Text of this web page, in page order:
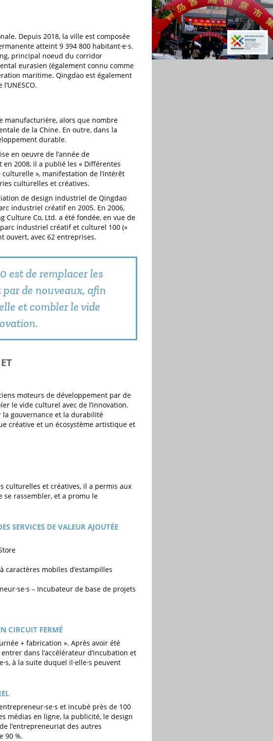
Depuis 2018, la ville est composée
atteint 9 394 800 habitant·e·s.
principal noeud du corridor
eurasien (également connu comme
maritime. Qingdao est également
manufacturière, alors que nombre
de la Chine. En outre, dans la
durable.
en oeuvre de l’année de
2008, il a publié les « Différentes
», manifestation de l’intérêt
culturelles et créatives.
de design industriel de Qingdao
industriel créatif en 2005. En 2006,
Culture Co, Ltd. a été fondée, en vue de
industriel créatif et culturel 100 («
ouvert, avec 62 entreprises.
est de remplacer les
de nouveaux, afin
et combler le vide
moteurs de développement par de
le vide culturel avec de l’innovation.
la gouvernance et la durabilité
créative et un écosystème artistique et
culturelles et créatives, il a permis aux
rassembler, et a promu le
SERVICES DE VALEUR AJOUTÉE
caractères mobiles d’estampilles
– Incubateur de base de projets
CIRCUIT FERMÉ
+ fabrication ». Après avoir été
dans l’accélérateur d’incubation et
à la suite duquel il·elle·s peuvent
et incubé près de 100
médias en ligne, la publicité, le design
l’entrepreneuriat des autres
90 %.